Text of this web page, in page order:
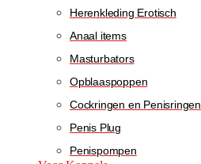
Herenkleding Erotisch
Anaal items
Masturbators
Opblaaspoppen
Cockringen en Penisringen
Penis Plug
Penispompen